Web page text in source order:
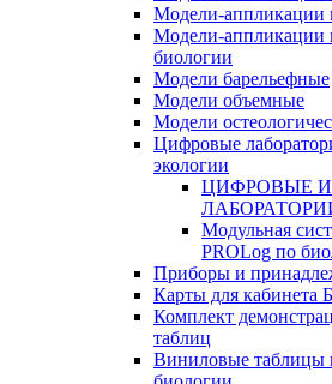
Модели-аппликации
Модели-аппликации
биологии
Модели барельефные
Модели объемные
Модели
Цифровые
экологии
ЦИФРОВЫЕ
Модульная
PROLog по
Приборы и
Карты для кабинета
Комплект
таблиц
Виниловые таблицы